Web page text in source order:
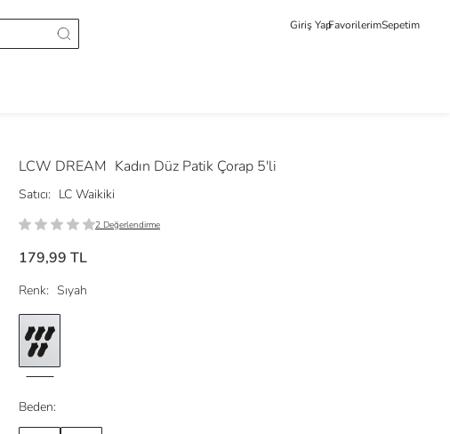
Giriş YapFavorilerimSepetim
LCW DREAM Kadın Düz Patik Çorap 5'li
Satıcı: LC Waikiki
2 Değerlendirme
179,99 TL
Renk: Sıyah
Beden: